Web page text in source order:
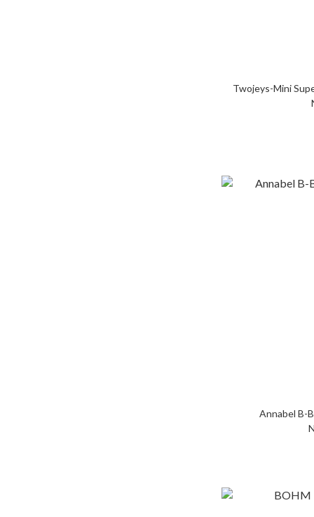
Twojeys-Mini
Annabel B-